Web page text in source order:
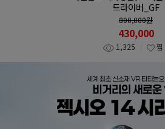
드라이버_GF
800,000원
430,000
1,325 찜